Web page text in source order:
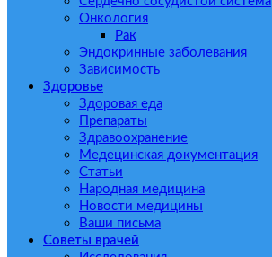
Онкология
Рак
Эндокринные заболевания
Зависимость
Здоровье
Здоровая еда
Препараты
Здравоохранение
Медецинская документация
Статьи
Народная медицина
Новости медицины
Ваши письма
Советы врачей